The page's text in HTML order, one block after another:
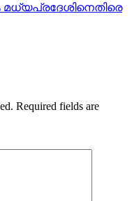
മധ്യപ്രദേശിനെതിരെ
Required fields are